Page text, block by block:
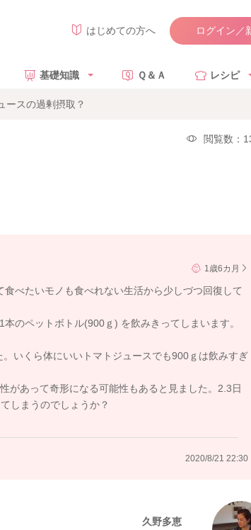
はじめての方へ ログイン／
基礎知識 Ｑ＆Ａ レシピ
ースの過剰摂取？
閲覧数：
1歳6カ月
べたいモノも食べれない生活から少しづつ回復して
のペットボトル(900ｇ) を飲みきってしまいます。
いくら体にいいトマトジュースでも900ｇは飲みすぎ
があって奇形になる可能性もあると見ました。2.3日
しまうのでしょうか？
2020/8/21 22:30
久野多恵